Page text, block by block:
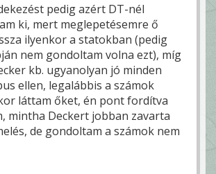
pedig azért DT-nél
ki, mert meglepetésemre ő
ilyenkor a statokban (pedig
nem gondoltam volna ezt), míg
kb. ugyanolyan jó minden
ellen, legalábbis a számok
láttam őket, én pont fordítva
mintha Deckert jobban zavarta
de gondoltam a számok nem